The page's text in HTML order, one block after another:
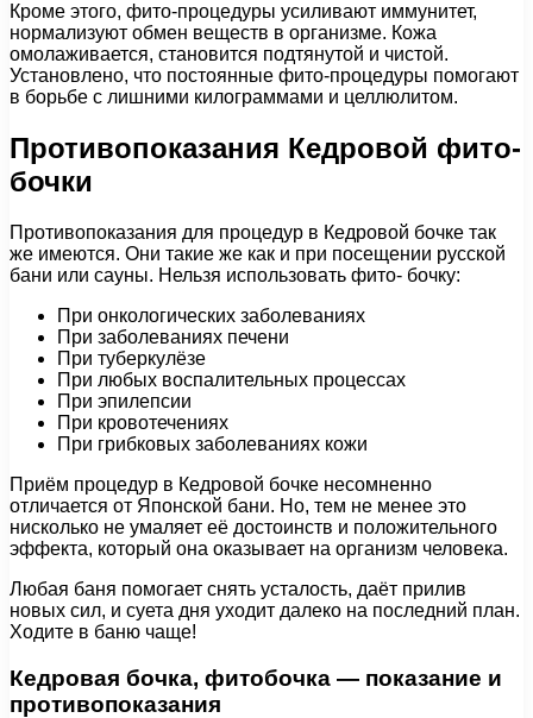
Кроме этого, фито-процедуры усиливают иммунитет,
нормализуют обмен веществ в организме. Кожа
омолаживается, становится подтянутой и чистой.
Установлено, что постоянные фито-процедуры помогают
в борьбе с лишними килограммами и целлюлитом.
Противопоказания Кедровой фито-
бочки
Противопоказания для процедур в Кедровой бочке так
же имеются. Они такие же как и при посещении русской
бани или сауны. Нельзя использовать фито- бочку:
При онкологических заболеваниях
При заболеваниях печени
При туберкулёзе
При любых воспалительных процессах
При эпилепсии
При кровотечениях
При грибковых заболеваниях кожи
Приём процедур в Кедровой бочке несомненно
отличается от Японской бани. Но, тем не менее это
нисколько не умаляет её достоинств и положительного
эффекта, который она оказывает на организм человека.
Любая баня помогает снять усталость, даёт прилив
новых сил, и суета дня уходит далеко на последний план.
Ходите в баню чаще!
Кедровая бочка, фитобочка — показание и
противопоказания